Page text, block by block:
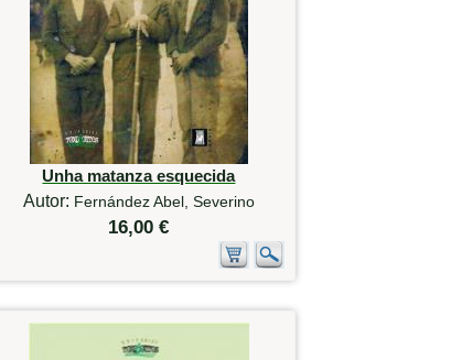
Unha matanza esquecida
Autor: Fernández Abel, Severino
16,00 €